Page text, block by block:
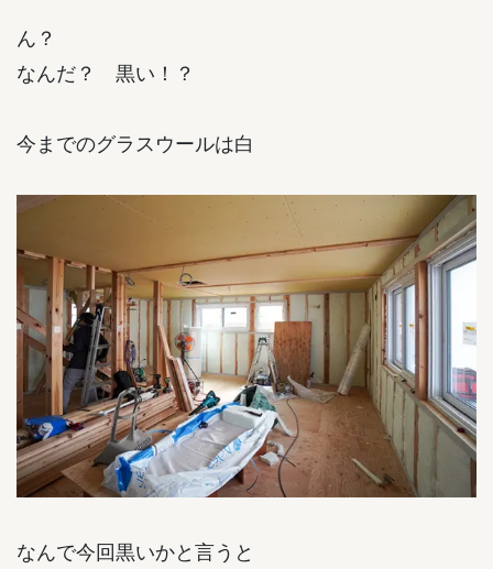
ん？
なんだ？ 黒い！？
今までのグラスウールは白
なんで今回黒いかと言うと